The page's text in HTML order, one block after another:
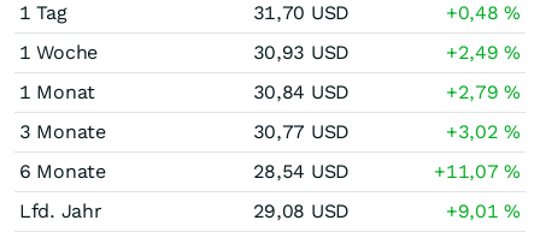
1 Tag 31,70 USD +0,48%
1 Woche
30,93 USD +2,49%
1 Monat
30,84 USD +2,79%
3 Monate
30,77 USD +3,02%
6 Monate
28,54 USD +11,07%
Lfd. Jahr
29,08 USD +9,01%